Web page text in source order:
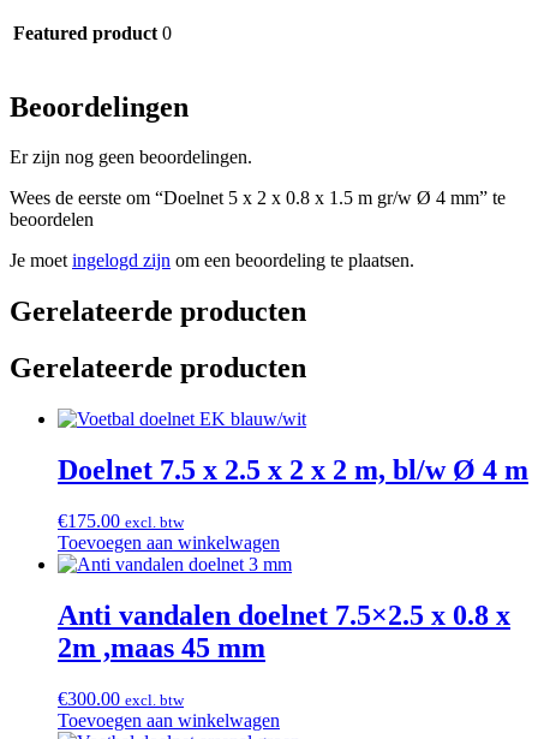
Featured product 0
Beoordelingen
Er zijn nog geen beoordelingen.
Wees de eerste om “Doelnet 5 x 2 x 0.8 x 1.5 m gr/w Ø 4 mm” te
beoordelen
Je moetingelogd zijn om een beoordeling te plaatsen.
Gerelateerde producten
Gerelateerde producten
Doelnet 7.5 x 2.5 x 2 x 2 m, bl/w Ø 4 m
€175.00 excl. btw
Toevoegen aan winkelwagen
Anti vandalen doelnet 7.5×2.5 x 0.8 x
2m ,maas 45 mm
€300.00 excl. btw
Toevoegen aan winkelwagen